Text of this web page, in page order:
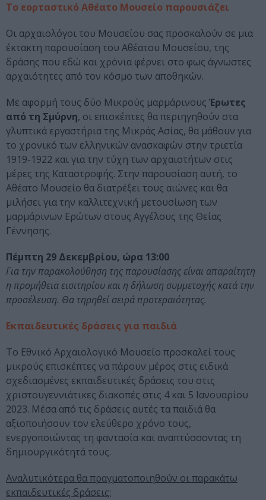
Το εορταστικό Αθέατο Μουσείο παρουσιάζει
Οι αρχαιολόγοι του Μουσείου σας προσκαλούν σε μια
έκτακτη παρουσίαση του Αθέατου Μουσείου, της
δράσης που εδώ και χρόνια φέρνει στο φως άγνωστες
αρχαιότητες από τον κόσμο των αποθηκών.
Με αφορμή τους δύο Μικρούς μαρμάρινους Έρωτες
από τη Σμύρνη, οι επισκέπτες θα περιηγηθούν στα
γλυπτικά εργαστήρια της Μικράς Ασίας, θα μάθουν για
το χρονικό των ελληνικών ανασκαφών στην τριετία
1919-1922 και για την τύχη των αρχαιοτήτων στις
μέρες της Καταστροφής. Στην παρουσίαση αυτή, το
Αθέατο Μουσείο θα διατρέξει τους αιώνες και θα
μιλήσει για την καλλιτεχνική μετουσίωση των
μαρμάρινων Ερώτων στους Αγγέλους της Θείας
Γέννησης.
Πέμπτη 29 Δεκεμβρίου, ώρα 13:00
Για την παρακολούθηση της παρουσίασης είναι απαραίτητη
η προμήθεια εισιτηρίου και η δήλωση συμμετοχής κατά την
προσέλευση. Θα τηρηθεί σειρά προτεραιότητας.
Εκπαιδευτικές δράσεις για παιδιά
Το Εθνικό Αρχαιολογικό Μουσείο προσκαλεί τους
μικρούς επισκέπτες να πάρουν μέρος στις ειδικά
σχεδιασμένες εκπαιδευτικές δράσεις του στις
χριστουγεννιάτικες διακοπές στις 4 και 5 Ιανουαρίου
2023. Μέσα από τις δράσεις αυτές τα παιδιά θα
αξιοποιήσουν τον ελεύθερο χρόνο τους,
ενεργοποιώντας τη φαντασία και αναπτύσσοντας τη
δημιουργικότητά τους.
Αναλυτικότερα θα πραγματοποιηθούν οι παρακάτω
εκπαιδευτικές δράσεις: